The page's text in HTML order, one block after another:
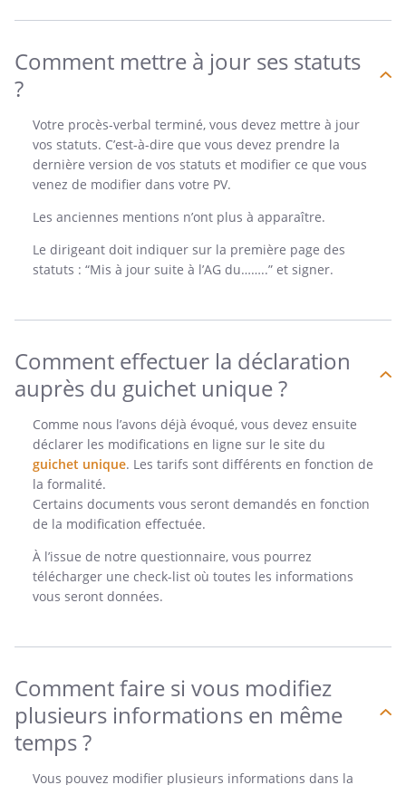
Comment mettre à jour ses statuts
?
Votre procès-verbal terminé, vous devez mettre à jour
vos statuts. C’est-à-dire que vous devez prendre la
dernière version de vos statuts et modifier ce que vous
venez de modifier dans votre PV.
Les anciennes mentions n’ont plus à apparaître.
Le dirigeant doit indiquer sur la première page des
statuts : “Mis à jour suite à l’AG du……..” et signer.
Comment effectuer la déclaration
auprès du guichet unique ?
Comme nous l’avons déjà évoqué, vous devez ensuite
déclarer les modifications en ligne sur le site du
guichet unique. Les tarifs sont différents en fonction de
la formalité.
Certains documents vous seront demandés en fonction
de la modification effectuée.
À l’issue de notre questionnaire, vous pourrez
télécharger une check-list où toutes les informations
vous seront données.
Comment faire si vous modifiez
plusieurs informations en même
temps ?
Vous pouvez modifier plusieurs informations dans la